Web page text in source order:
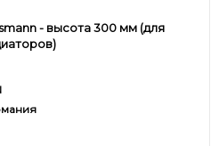
- высота 300 мм (для